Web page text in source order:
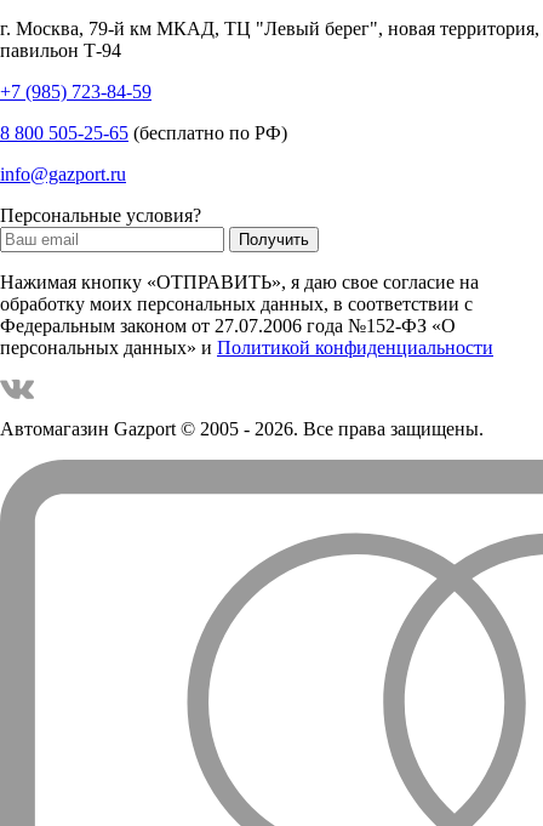
г. Москва, 79-й км МКАД, ТЦ "Левый берег", новая территория,
павильон Т-94
+7 (985) 723-84-59
8 800 505-25-65 (бесплатно по РФ)
info@gazport.ru
Персональные условия?
Нажимая кнопку «ОТПРАВИТЬ», я даю свое согласие на
обработку моих персональных данных, в соответствии с
Федеральным законом от 27.07.2006 года №152-ФЗ «О
персональных данных» и Политикой конфиденциальности
Автомагазин Gazport© 2005 - 2026. Все права защищены.